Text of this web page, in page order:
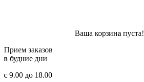
Ваша корзина пуста!
Прием заказов
в будние дни
c 9.00 до 18.00